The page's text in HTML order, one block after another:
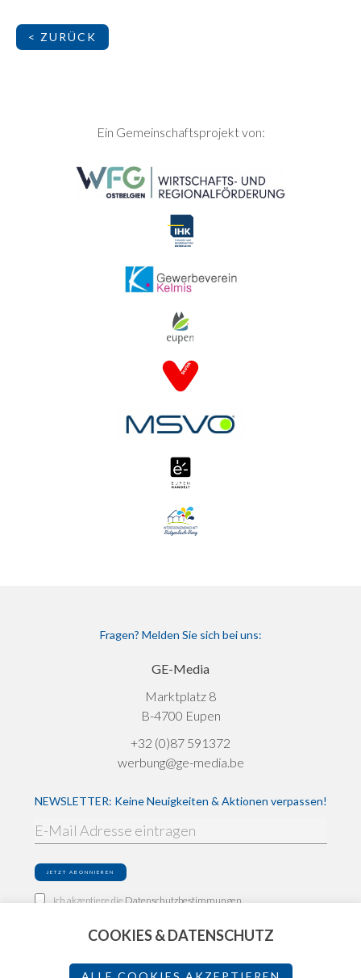
< ZURÜCK
SEITENFUSSEin Gemeinschaftsprojekt von:
Fragen? Melden Sie sich bei uns:
GE-Media
Marktplatz 8
B-4700 Eupen
+32 (0)87 591372
werbung@ge-media.be
NEWSLETTER: Keine Neuigkeiten & Aktionen verpassen!
Ich akzeptiere die Datenschutzbestimmungen
Impressum
Datenschutz
COOKIES & DATENSCHUTZ